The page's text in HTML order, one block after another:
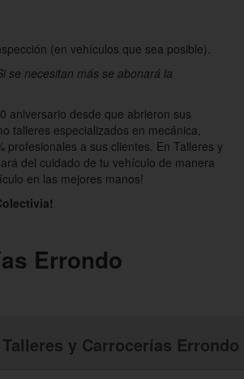
(en vehículos que sea posible).
se necesitan más se abonará la
aniversario desde que abrieron sus
talleres especializados en mecánica,
a sus clientes. En Talleres y
del cuidado de tu vehículo de manera
en las mejores manos!
Errondo
Talleres y Carrocerías Errondo